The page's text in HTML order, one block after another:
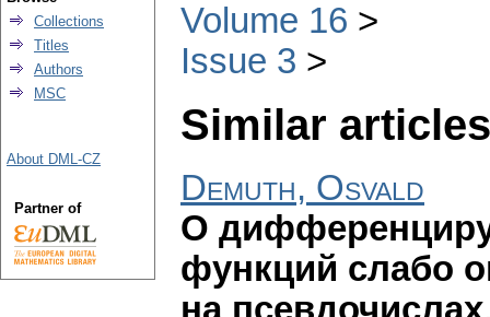
Volume 16
Issue 3
Similar
Demuth, Osvald
О
функций cлaбo
Collections
Titles
Authors
MSC
About DML-CZ
Partner of